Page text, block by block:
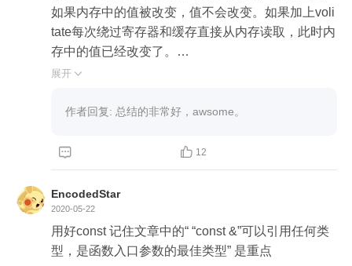
如果内存中的值被改变，值不会改变。如果加上voli
tate每次绕过寄存器和缓存直接从内存读取，此时内
存中的值已经改变了。
《2》mutable： 1、在lambal表达式中，如果捕获
able
ount() const { }，返回类中某个成员数量，势必会进
是mutable的。
int get_count() const {
    std::lock_guard<std::mutex> lock(m)
    return count;
展开 
作者回复: 总结的非常好，awsome。
  12
EncodedStar
2020-05-22
用好const 记住文章中的“ “const &”可以引用任何类
型，是函数入口参数的最佳类型” 是重点